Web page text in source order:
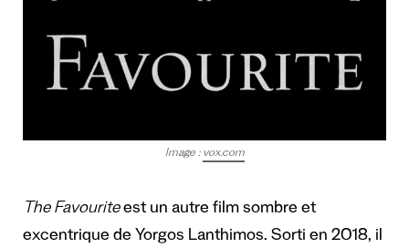
Image : vox.com
The Favouriteest un autre film sombre et
excentrique de Yorgos Lanthimos. Sorti en 2018, il